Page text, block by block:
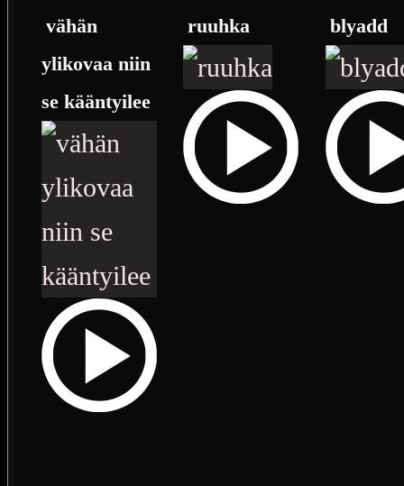
vähän
ylikovaa niin
se kääntyilee
ruuhka blyadd